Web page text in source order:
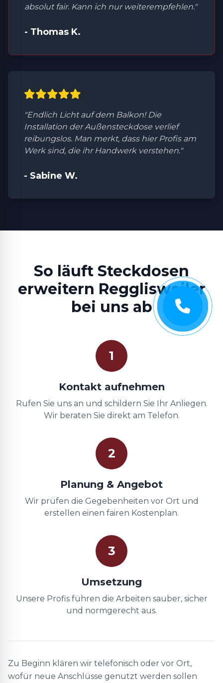
absolut fair. Kann ich nur weiterempfehlen."
- Thomas K.
"Endlich Licht auf dem Balkon! Die
Installation der Außensteckdose verlief
reibungslos. Man merkt, dass hier Profis am
Werk sind, die ihr Handwerk verstehen."
- Sabine W.
So läuft Steckdosen
erweitern Regglisweiler
bei uns ab
1
Kontakt aufnehmen
Rufen Sie uns an und schildern Sie Ihr Anliegen.
Wir beraten Sie direkt am Telefon.
2
Planung & Angebot
Wir prüfen die Gegebenheiten vor Ort und
erstellen einen fairen Kostenplan.
3
Umsetzung
Unsere Profis führen die Arbeiten sauber, sicher
und normgerecht aus.
Zu Beginn klären wir telefonisch oder vor Ort,
wofür neue Anschlüsse genutzt werden sollen